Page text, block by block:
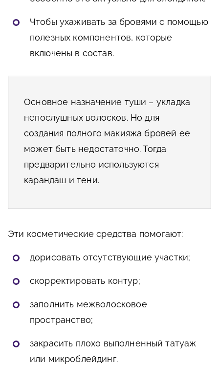
Чтобы ухаживать за бровями с помощью
полезных компонентов, которые
включены в состав.
Основное назначение туши – укладка
непослушных волосков. Но для
создания полного макияжа бровей ее
может быть недостаточно. Тогда
предварительно используются
карандаш и тени.
Эти косметические средства помогают:
дорисовать отсутствующие участки;
скорректировать контур;
заполнить межволосковое
пространство;
закрасить плохо выполненный татуаж
или микроблейдинг.